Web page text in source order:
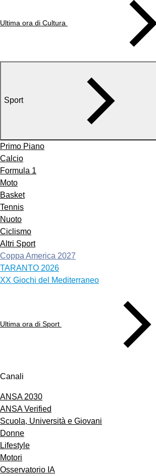
Ultima ora di Cultura
Sport
Primo Piano
Calcio
Formula 1
Moto
Basket
Tennis
Nuoto
Ciclismo
Altri Sport
Coppa America 2027
TARANTO 2026
XX Giochi del Mediterraneo
Ultima ora di Sport
Canali
ANSA 2030
ANSA Verified
Scuola, Università e Giovani
Donne
Lifestyle
Motori
Osservatorio IA